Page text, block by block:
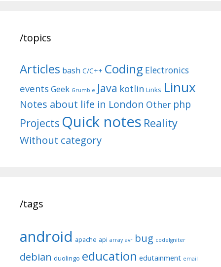
/topics
Articles bash C/C++ Coding Electronics
events Geek Grumble Java kotlin Links Linux
Notes about life in London Other php
Projects Quick notes Reality
Without category
/tags
android apache api array avr bug codeIgniter
debian duolingo education edutainment email